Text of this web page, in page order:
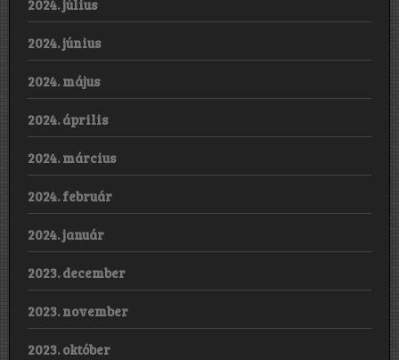
2024. július
2024. június
2024. május
2024. április
2024. március
2024. február
2024. január
2023. december
2023. november
2023. október